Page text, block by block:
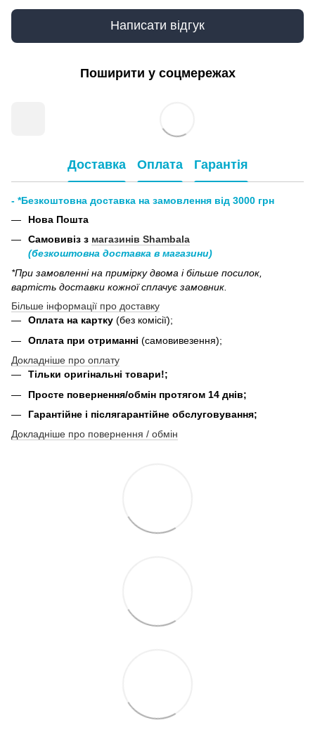
Написати відгук
Поширити у соцмережах
Доставка Оплата Гарантія
- *Безкоштовна доставка на замовлення від 3000 грн
Нова Пошта
Самовивіз з магазинів Shambala
(безкоштовна доставка в магазини)
*При замовленні на примірку двома і більше посилок,
вартість доставки кожної сплачує замовник.
Більше інформації про доставку
Оплата на картку (без комісії);
Оплата при отриманні (самовивезення);
Докладніше про оплату
Тільки оригінальні товари!;
Просте повернення/обмін протягом 14 днів;
Гарантійне і післягарантійне обслуговування;
Докладніше про повернення / обмін